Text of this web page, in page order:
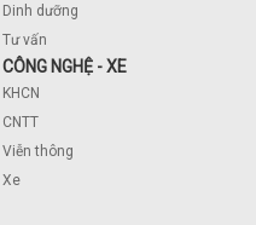
Dinh dưỡng
Tư vấn
CÔNG NGHỆ - XE
KHCN
CNTT
Viễn thông
Xe